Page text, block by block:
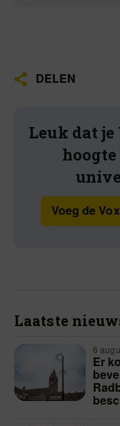
DELEN
Leuk dat je
Voeg de
Laatste
6
Er